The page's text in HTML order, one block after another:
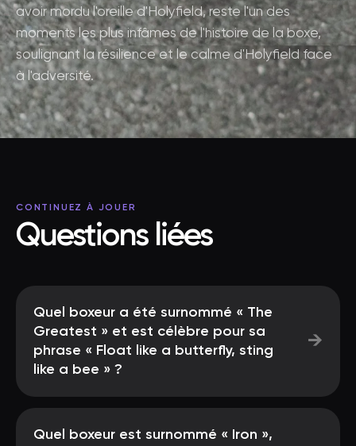
avoir mordu l'oreille d'Holyfield, reste l'un des
moments les plus infâmes de l'histoire de la boxe,
soulignant la résilience et le calme d'Holyfield face
à l'adversité.
CONTINUEZ À JOUER
Questions liées
Quel boxeur a été surnommé « The
Greatest » et est célèbre pour sa
phrase « Float like a butterfly, sting
like a bee » ?
→
Quel boxeur est surnommé « Iron »,